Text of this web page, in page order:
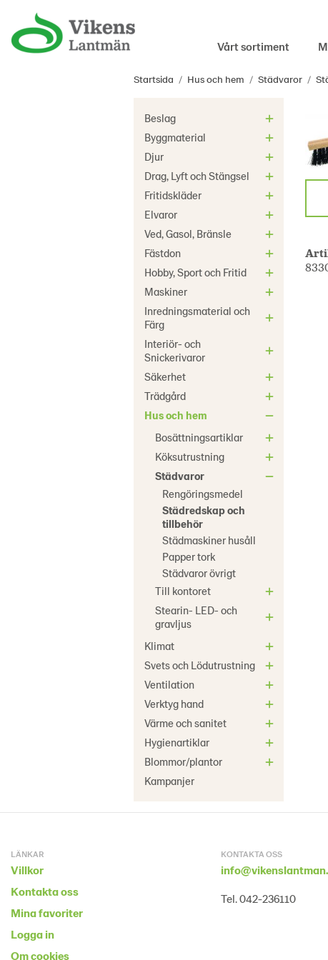
Vårt sortiment
Startsida / Hus och hem / Städvaror /
Beslag
Byggmaterial
Djur
Drag, Lyft och Stängsel
Fritidskläder
Elvaror
Ved, Gasol, Bränsle
Fästdon
Hobby, Sport och Fritid
Maskiner
Inredningsmaterial och
Färg
Interiör- och
Snickerivaror
Säkerhet
Trädgård
Hus och hem
Bosättningsartiklar
Köksutrustning
Städvaror
Rengöringsmedel
Städredskap och
tillbehör
Städmaskiner husåll
Papper tork
Städvaror övrigt
Till kontoret
Stearin- LED- och
gravljus
Klimat
Svets och Lödutrustning
Ventilation
Verktyg hand
Värme och sanitet
Hygienartiklar
Blommor/plantor
Kampanjer
LÄNKAR
Villkor
Kontakta oss
Mina favoriter
Logga in
Om cookies
KONTAKTA OSS
Tel. 042-236110